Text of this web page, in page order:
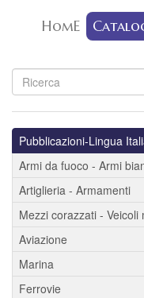
HomE
Pubblicazioni-Lingua
Armi da fuoco - Armi
Artiglieria - Armamenti
Mezzi corazzati - Veicoli
Aviazione
Marina
Ferrovie